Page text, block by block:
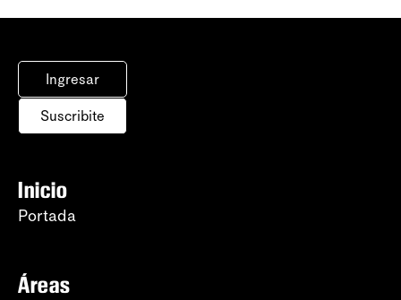
Ingresar
Suscribite
Inicio
Portada
Áreas